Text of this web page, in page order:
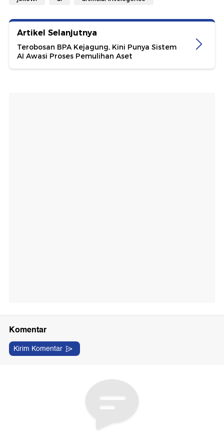
Artikel Selanjutnya
Terobosan BPA Kejagung, Kini Punya Sistem
AI Awasi Proses Pemulihan Aset